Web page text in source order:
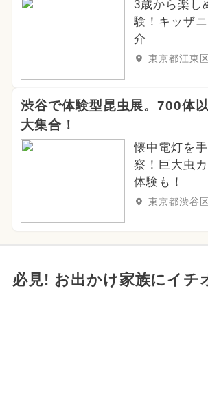
3歳から楽し
験！キッザ
介
東京都江東区
渋谷で体験型昆虫展。700体
大集合！
懐中電灯を
察！巨大虫
体験も！
東京都渋谷区
必見! お出かけ家族にイチ